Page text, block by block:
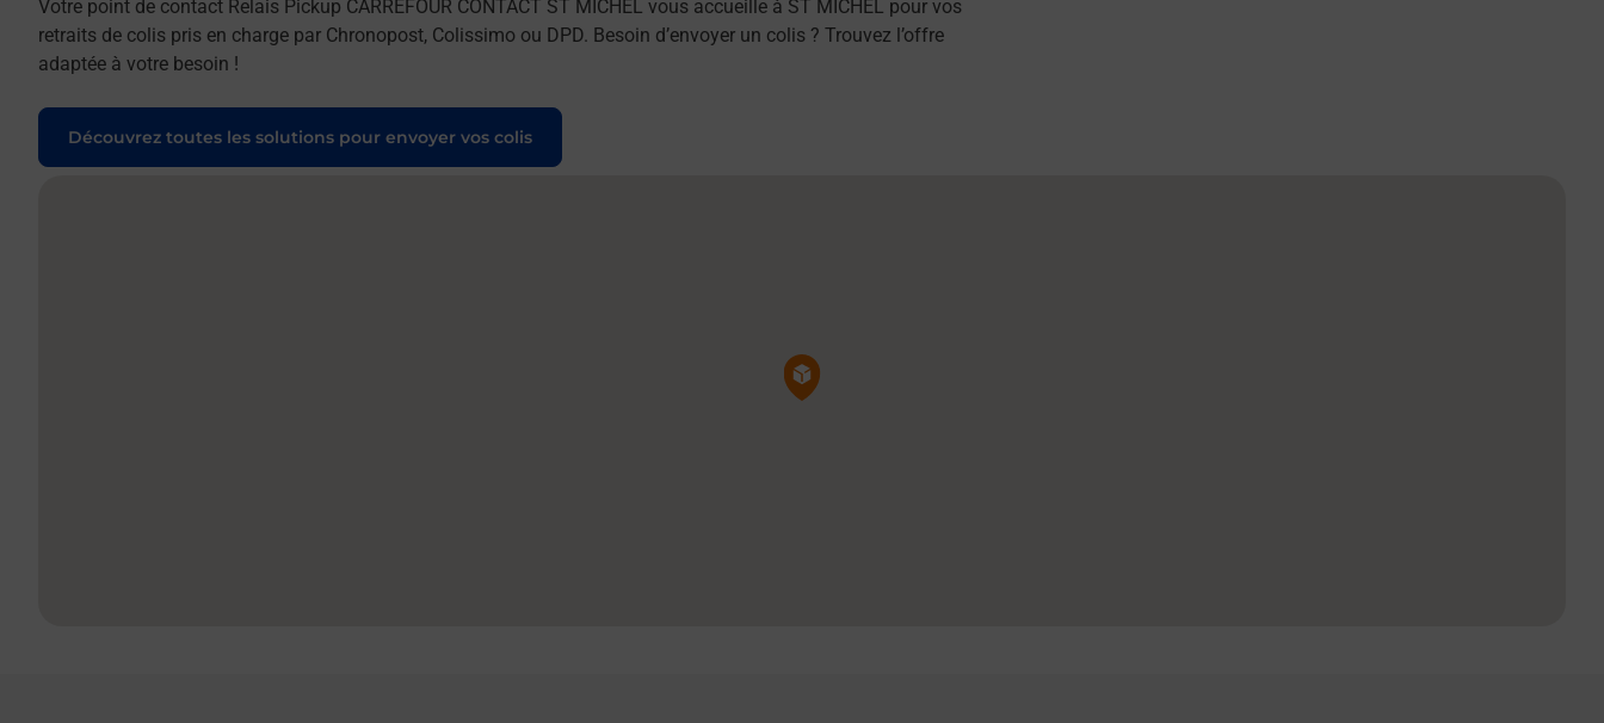
Votre point de contact Relais Pickup CARREFOUR CONTACT ST MICHEL vous accueille à ST MICHEL pour vos
retraits de colis pris en charge par Chronopost, Colissimo ou DPD. Besoin d’envoyer un colis ? Trouvez l’offre
adaptée à votre besoin !
Découvrez toutes les solutions pour envoyer vos colis
Pin de la carte